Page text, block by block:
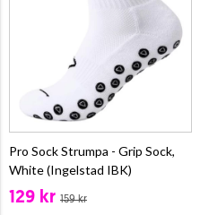
Pro Sock Strumpa - Grip Sock,
White (Ingelstad IBK)
129 kr 159 kr